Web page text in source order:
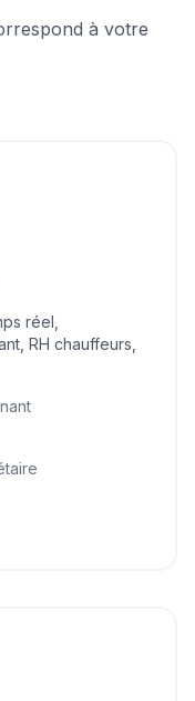
à votre
réel,
RH chauffeurs,